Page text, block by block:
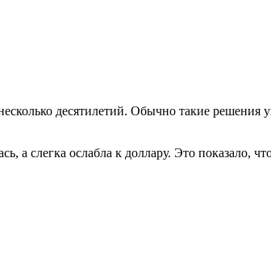
десятилетий. Обычно такие
а слегка ослабла к доллару. Это показало,